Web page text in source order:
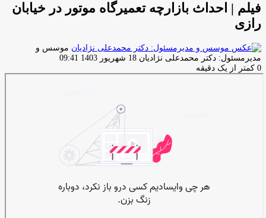
فیلم | احداث بازارچه تعمیرگاه موتور در خیابان
رازی
موسس و
مدیرمسئول: دکتر محمدعلی نژادیان ارسال
18 شهریور 1403 09:41
0 کمتر از یک دقیقه